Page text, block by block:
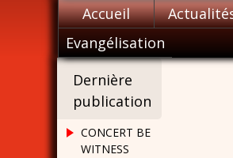
Accueil
Evangélisation
Dernière
publication
CONCERT BE
WITNESS